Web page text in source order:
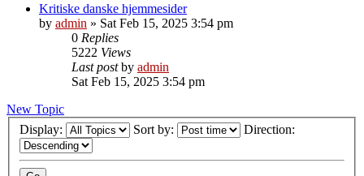
Kritiske danske hjemmesider
by admin » Sat Feb 15, 2025 3:54 pm
0 Replies
5222 Views
Last postby admin
Sat Feb 15, 2025 3:54 pm
New Topic
Display:
Sort by: Direction: